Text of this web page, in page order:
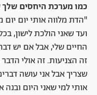
כמו מערכת היחסים
"הדת מלווה אותי יום
ועד שאני הולכת לישון,
החיים שלי, אבל אם יש
זה הצניעות. זה אולי
שצריך אבל אני עושה
אותי למי שאני היום ובנה